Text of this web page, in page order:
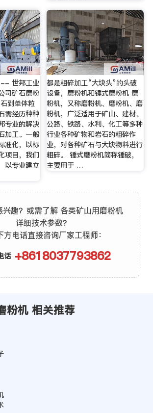
-- 世邦工业
司矿石磨粉
到单体粒
需经历种种
专业的解决
加工。一般
准化，以标
项目，我们
以专业建立
都是粗碎加工“大块头”的头破
设备，磨粉机和锤式磨粉机 磨
粉机，又称磨粉机、磨粉机、磨
粉机，广泛适用于矿山、建材、
公路、铁路、水利、化工等多种
行业各种矿物和岩石的粗碎作
业，对各种矿石与大块物料进行
粗碎。 锤式磨粉机简称锤破，
主要用于 …
兴趣？或需了解 各类矿山用磨粉机
详细技术参数？
方电话直接咨询厂家工程师：
+8618037793862
粉机 相关推荐